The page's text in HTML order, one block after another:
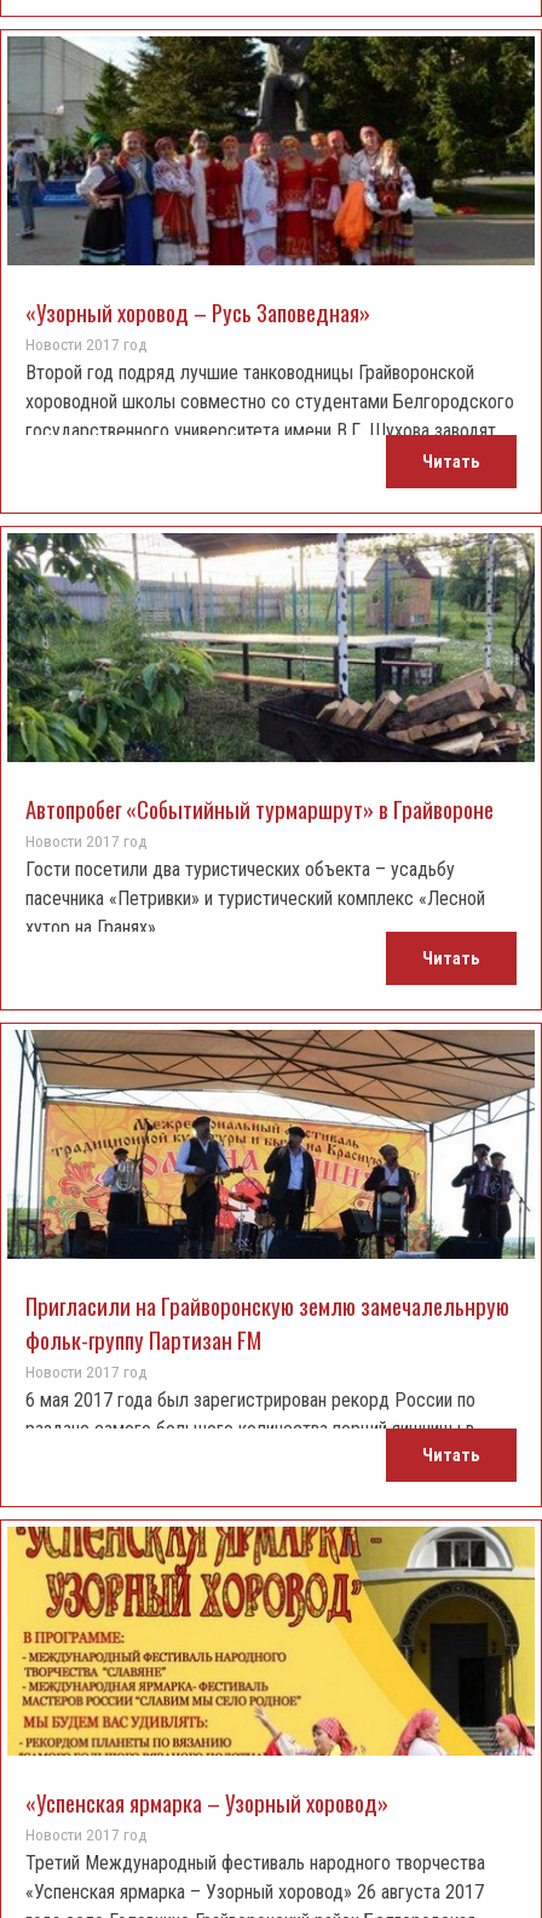
«Узорный хоровод – Русь Заповедная»
Новости 2017 год
Второй год подряд лучшие танководницы Грайворонской
хороводной школы совместно со студентами Белгородского
государственного университета имени В.Г. Шухова заводят
узоры на Межвузовском молодежном фестивале «Русь
Читать
Автопробег «Событийный турмаршрут» в Грайвороне
Новости 2017 год
Гости посетили два туристических объекта – усадьбу
пасечника «Петривки» и туристический комплекс «Лесной
хутор на Гранях».
Читать
Пригласили на Грайворонскую землю замечалельнрую
фольк-группу Партизан FM
Новости 2017 год
6 мая 2017 года был зарегистрирован рекорд России по
раздаче самого большого количества порций яишницы в
Новооскольском районе, в казачьем стане «Сосновое».
Читать
«Успенская ярмарка – Узорный хоровод»
Новости 2017 год
Третий Международный фестиваль народного творчества
«Успенская ярмарка – Узорный хоровод» 26 августа 2017